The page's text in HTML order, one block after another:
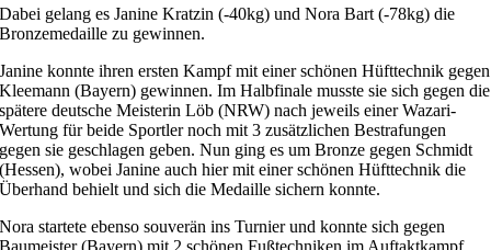
Dabei gelang es Janine Kratzin (-40kg) und Nora Bart (-78kg) die
Bronzemedaille zu gewinnen.
Janine konnte ihren ersten Kampf mit einer schönen Hüfttechnik gegen
Kleemann (Bayern) gewinnen. Im Halbfinale musste sie sich gegen die
spätere deutsche Meisterin Löb (NRW) nach jeweils einer Wazari-
Wertung für beide Sportler noch mit 3 zusätzlichen Bestrafungen
gegen sie geschlagen geben. Nun ging es um Bronze gegen Schmidt
(Hessen), wobei Janine auch hier mit einer schönen Hüfttechnik die
Überhand behielt und sich die Medaille sichern konnte.
Nora startete ebenso souverän ins Turnier und konnte sich gegen
Baumeister (Bayern) mit 2 schönen Fußtechniken im Auftaktkampf